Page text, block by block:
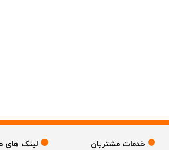
خدمات مشتریان لینک های